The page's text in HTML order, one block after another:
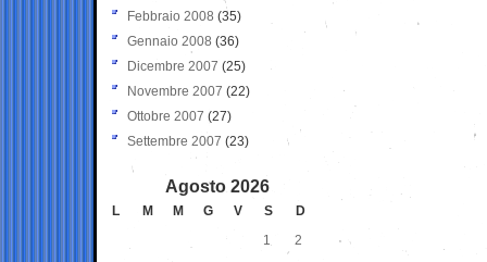
Febbraio 2008 (35)
Gennaio 2008 (36)
Dicembre 2007 (25)
Novembre 2007 (22)
Ottobre 2007 (27)
Settembre 2007 (23)
Agosto 2026
L M M G V S
D
1
2